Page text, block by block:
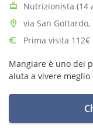
Nutrizionista (14
via San Gottardo,
Prima visita 112€
Mangiare è uno dei
aiuta a vivere